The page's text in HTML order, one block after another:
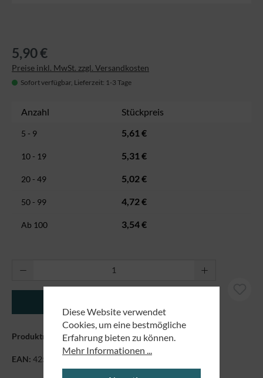
5,90 €
Preise inkl. MwSt. zzgl. Versandkosten
Sofort verfügbar, Lieferzeit: 1-3 Tage
Anzahl Stückpreis
5 - 9 5,61 €
10 - 19 5,31 €
20 - 49 5,02 €
50 - 99 4,72 €
Ab 100 3,54 €
Produkt Anzahl: Gib den gewünschten
Produktnummer:7170117
EAN: 4250479869455
Diese Website verwendet
Cookies, um eine bestmögliche
Erfahrung bieten zu können.
Mehr Informationen ...